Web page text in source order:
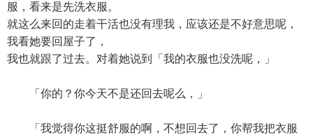
服，看来是先洗衣服。
就这么来回的走着干活也没有理我，应该还是不好意思呢，
我看她要回屋子了，
我也就跟了过去。对着她说到「我的衣服也没洗呢，」
「你的？你今天不是还回去呢么，」
「我觉得你这挺舒服的啊，不想回去了，你帮我把衣服